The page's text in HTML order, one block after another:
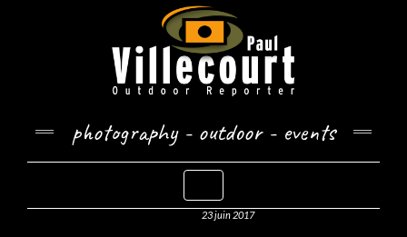
photography - outdoor - events
23 juin 2017